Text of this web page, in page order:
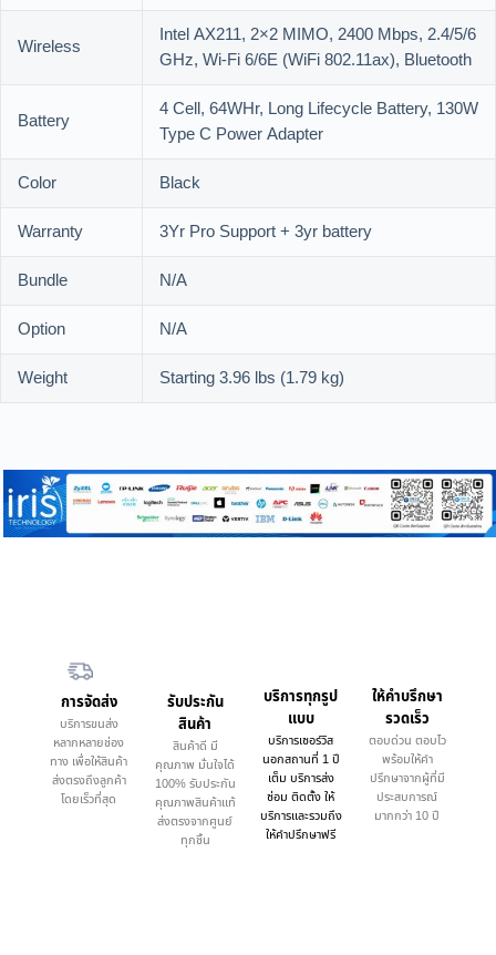
Wireless
Intel AX211, 2×2 MIMO, 2400 Mbps, 2.4/5/6
GHz, Wi-Fi 6/6E (WiFi 802.11ax), Bluetooth
Battery
4 Cell, 64WHr, Long Lifecycle Battery, 130W
Type C Power Adapter
Color
Black
Warranty
3Yr Pro Support + 3yr battery
Bundle
N/A
Option
N/A
Weight
Starting 3.96 lbs (1.79 kg)
การจัดส่ง
บริการขนส่ง
หลากหลายช่อง
ทาง เพื่อให้สินค้า
ส่งตรงถึงลูกค้า
โดยเร็วที่สุด
รับประกัน
สินค้า
สินค้าดี มี
คุณภาพ มั่นใจได้
100% รับประกัน
คุณภาพสินค้าแท้
ส่งตรงจากศูนย์
ทุกชิ้น
บริการทุกรูป
แบบ
บริการเซอร์วิส
นอกสถานที่ 1 ปี
เต็ม บริการส่ง
ซ่อม ติดตั้ง ให้
บริการและรวมถึง
ให้คำปรึกษาฟรี
ให้คำบรึกษา
รวดเร็ว
ตอบด่วน ตอบไว
พร้อมให้คำ
ปรึกษาจากผู้ที่มี
ประสบการณ์
มากกว่า 10 ปี